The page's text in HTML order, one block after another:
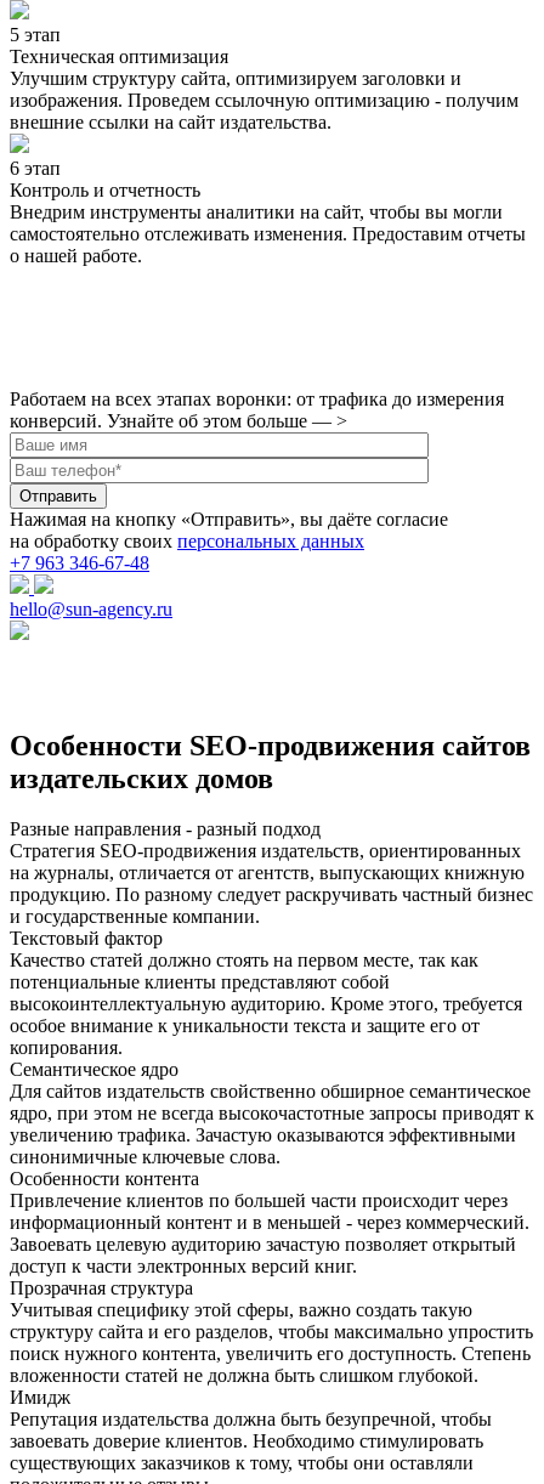
5 этап
Техническая оптимизация
Улучшим структуру сайта, оптимизируем заголовки и
изображения. Проведем ссылочную оптимизацию - получим
внешние ссылки на сайт издательства.
6 этап
Контроль и отчетность
Внедрим инструменты аналитики на сайт, чтобы вы могли
самостоятельно отслеживать изменения. Предоставим отчеты
о нашей работе.
Работаем на всех этапах воронки: от трафика до измерения
конверсий. Узнайте об этом больше — >
Нажимая на кнопку «Отправить», вы даёте согласие
на обработку своих персональных данных
+7 963 346-67-48
hello@sun-agency.ru
Особенности SEO-продвижения сайтов
издательских домов
Разные направления - разный подход
Стратегия SEO-продвижения издательств, ориентированных
на журналы, отличается от агентств, выпускающих книжную
продукцию. По разному следует раскручивать частный бизнес
и государственные компании.
Текстовый фактор
Качество статей должно стоять на первом месте, так как
потенциальные клиенты представляют собой
высокоинтеллектуальную аудиторию. Кроме этого, требуется
особое внимание к уникальности текста и защите его от
копирования.
Семантическое ядро
Для сайтов издательств свойственно обширное семантическое
ядро, при этом не всегда высокочастотные запросы приводят к
увеличению трафика. Зачастую оказываются эффективными
синонимичные ключевые слова.
Особенности контента
Привлечение клиентов по большей части происходит через
информационный контент и в меньшей - через коммерческий.
Завоевать целевую аудиторию зачастую позволяет открытый
доступ к части электронных версий книг.
Прозрачная структура
Учитывая специфику этой сферы, важно создать такую
структуру сайта и его разделов, чтобы максимально упростить
поиск нужного контента, увеличить его доступность. Степень
вложенности статей не должна быть слишком глубокой.
Имидж
Репутация издательства должна быть безупречной, чтобы
завоевать доверие клиентов. Необходимо стимулировать
существующих заказчиков к тому, чтобы они оставляли